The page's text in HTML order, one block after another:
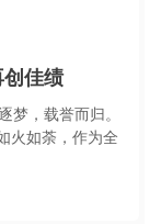
佳绩
，载誉而归。
火如荼，作为全